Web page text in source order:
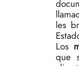
les
Los
que